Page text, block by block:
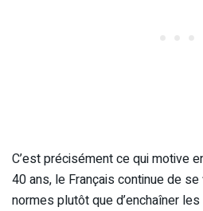
C’est précisément ce qui motive
40 ans, le Français continue de
normes plutôt que d’enchaîner